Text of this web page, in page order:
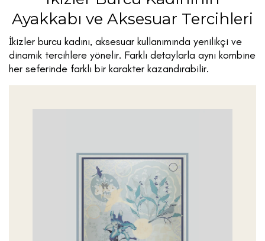
Ayakkabı ve Aksesuar Tercihleri
İkizler burcu kadını, aksesuar kullanımında yenilikçi ve
dinamik tercihlere yönelir. Farklı detaylarla aynı kombine
her seferinde farklı bir karakter kazandırabilir.